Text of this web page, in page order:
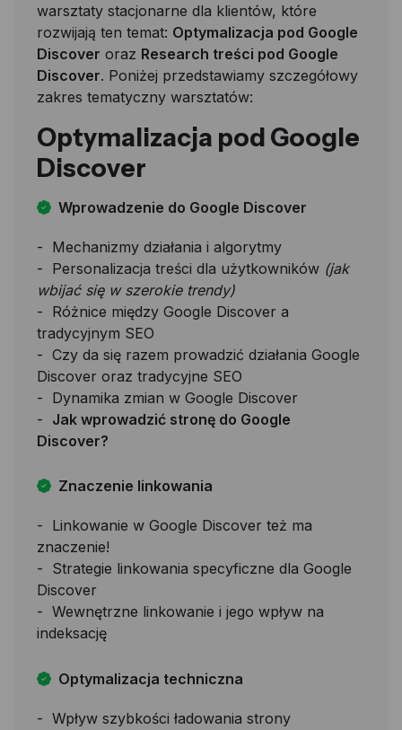
warsztaty stacjonarne dla klientów, które
rozwijają ten temat: Optymalizacja pod Google
Discover oraz Research treści pod Google
Discover. Poniżej przedstawiamy szczegółowy
zakres tematyczny warsztatów:
Optymalizacja pod Google
Discover
Wprowadzenie do Google Discover
Mechanizmy działania i algorytmy
Personalizacja treści dla użytkowników (jak
wbijać się w szerokie trendy)
Różnice między Google Discover a
tradycyjnym SEO
Czy da się razem prowadzić działania Google
Discover oraz tradycyjne SEO
Dynamika zmian w Google Discover
Jak wprowadzić stronę do Google
Discover?
Znaczenie linkowania
Linkowanie w Google Discover też ma
znaczenie!
Strategie linkowania specyficzne dla Google
Discover
Wewnętrzne linkowanie i jego wpływ na
indeksację
Optymalizacja techniczna
Wpływ szybkości ładowania strony